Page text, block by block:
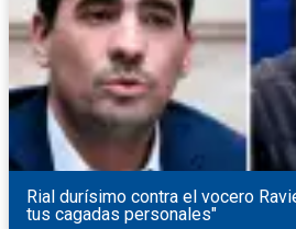
Rial durísimo contra el vocero
tus cagadas personales"